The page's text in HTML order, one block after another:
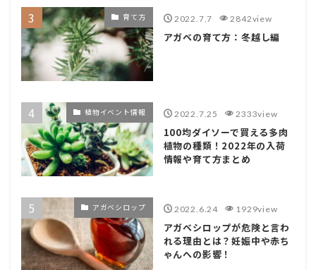
育て方 2022.7.7 2842view
アガベの育て方：冬越し編
植物イベント情報 2022.7.25 2333view
100均ダイソーで買える多肉
植物の種類！2022年の入荷
情報や育て方まとめ
アガベシロップ 2022.6.24 1929view
アガベシロップが危険と言わ
れる理由とは？妊娠中や赤ち
ゃんへの影響！